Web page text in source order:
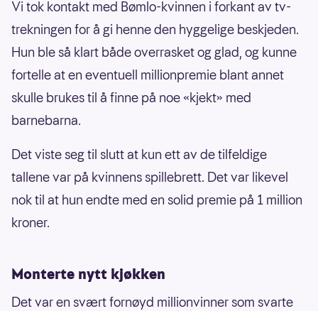
Vi tok kontakt med Bømlo-kvinnen i forkant av tv-
trekningen for å gi henne den hyggelige beskjeden.
Hun ble så klart både overrasket og glad, og kunne
fortelle at en eventuell millionpremie blant annet
skulle brukes til å finne på noe «kjekt» med
barnebarna.
Det viste seg til slutt at kun ett av de tilfeldige
tallene var på kvinnens spillebrett. Det var likevel
nok til at hun endte med en solid premie på 1 million
kroner.
Monterte nytt kjøkken
Det var en svært fornøyd millionvinner som svarte